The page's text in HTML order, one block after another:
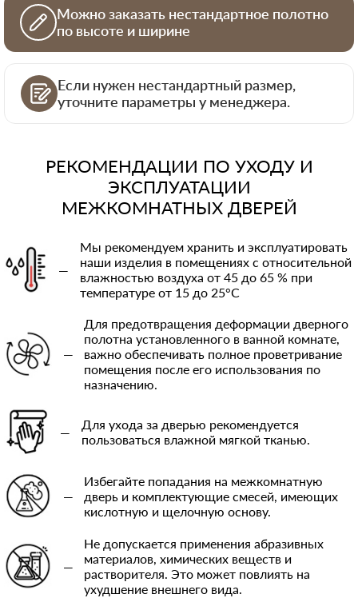
Можно заказать нестандартное полотно
по высоте и ширине
Если нужен нестандартный размер,
уточните параметры у менеджера.
РЕКОМЕНДАЦИИ ПО УХОДУ И
ЭКСПЛУАТАЦИИ
МЕЖКОМНАТНЫХ ДВЕРЕЙ
—
Мы рекомендуем хранить и эксплуатировать
наши изделия в помещениях с относительной
влажностью воздуха от 45 до 65 % при
температуре от 15 до 25°C
—
Для предотвращения деформации дверного
полотна установленного в ванной комнате,
важно обеспечивать полное проветривание
помещения после его использования по
назначению.
—
Для ухода за дверью рекомендуется
пользоваться влажной мягкой тканью.
—
Избегайте попадания на межкомнатную
дверь и комплектующие смесей, имеющих
кислотную и щелочную основу.
—
Не допускается применения абразивных
материалов, химических веществ и
растворителя. Это может повлиять на
ухудшение внешнего вида.